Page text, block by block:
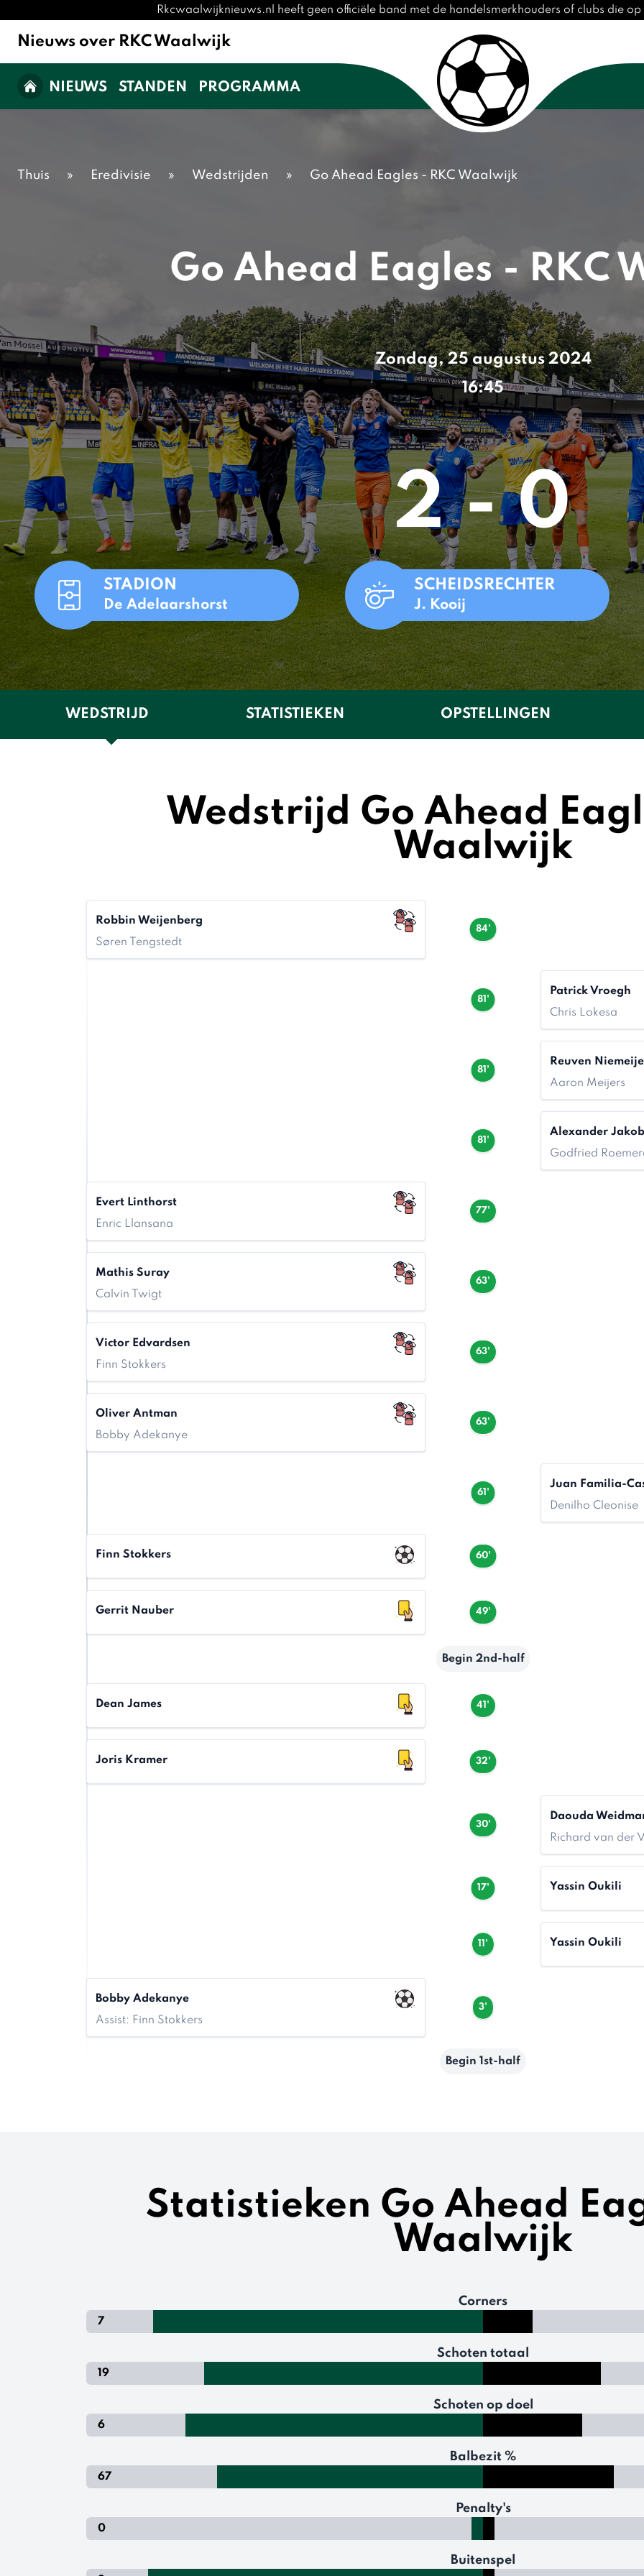
Rkcwaalwijknieuws.nl heeft geen officiële band met de handelsmerkhouders of clubs die
Nieuws over RKC Waalwijk
NIEUWS STANDEN PROGRAMMA
Thuis » Eredivisie » Wedstrijden » Go Ahead Eagles - RKC Waalwijk
Go Ahead Eagles - RKC
Zondag, 25 augustus 2024
16:45
2 - 0
STADION
De Adelaarshorst
SCHEIDSRECHTER
J. Kooij
WEDSTRIJD STATISTIEKEN OPSTELLINGEN
Wedstrijd Go Ahead
Waalwijk
84'
Robbin Weijenberg
Søren Tengstedt
81'
Patrick Vroegh
Chris Lokesa
81'
Reuven
Aaron Meijers
81'
Alexander
Godfried
77'
Evert Linthorst
Enric Llansana
63'
Mathis Suray
Calvin Twigt
63'
Victor Edvardsen
Finn Stokkers
63'
Oliver Antman
Bobby Adekanye
61'
Juan Familia-
Denilho Cleonise
60'
Finn Stokkers
49'
Gerrit Nauber
Begin 2nd-half
41'
Dean James
32'
Joris Kramer
30'
Daouda
Richard van der
17' Yassin Oukili
11' Yassin Oukili
3'
Bobby Adekanye
Assist: Finn Stokkers
Begin 1st-half
Statistieken Go Ahead
Waalwijk
Corners
7
Schoten totaal
19
Schoten op doel
6
Balbezit %
67
Penalty's
0
Buitenspel